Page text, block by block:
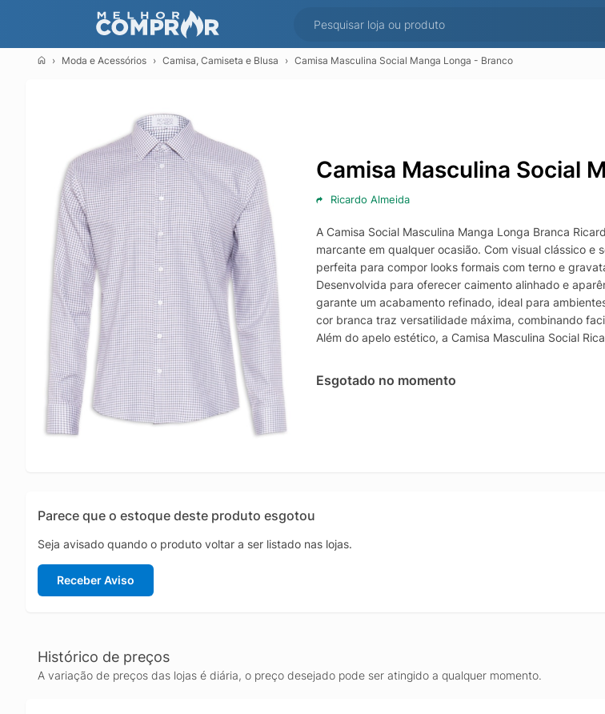
Moda e Acessórios Camisa, Camiseta e Blusa Camisa Masculina Social Manga Longa - Branco
Camisa Masculina Social
Ricardo Almeida
A Camisa Social Masculina Manga Longa Branca
marcante em qualquer ocasião. Com visual clássico
perfeita para compor looks formais com terno e
Desenvolvida para oferecer caimento alinhado e
garante um acabamento refinado, ideal para
cor branca traz versatilidade máxima, combinando
Além do apelo estético, a Camisa Masculina Social
liberdade de movimento sem abrir mão do visual
masculina que una sofisticação, versatilidade e estilo
Esgotado no momento
Parece que o estoque deste produto esgotou
Seja avisado quando o produto voltar a ser listado nas lojas.
Receber Aviso
Histórico de preços
A variação de preços das lojas é diária, o preço desejado pode ser atingido a qualquer momento.